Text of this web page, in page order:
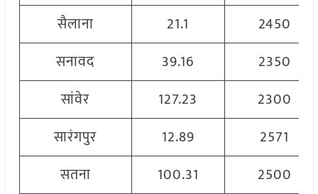
सैलाना
21.1
2450
सनावद
39.16
2350
सांवेर
127.23
2300
सारंगपुर
12.89
2571
सतना
100.31
2500